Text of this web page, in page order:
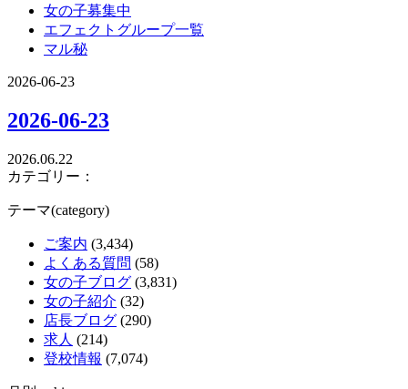
女の子募集中
エフェクトグループ一覧
マル秘
2026-06-23
2026-06-23
2026.06.22
カテゴリー：
テーマ(category)
ご案内 (3,434)
よくある質問 (58)
女の子ブログ (3,831)
女の子紹介 (32)
店長ブログ (290)
求人 (214)
登校情報 (7,074)